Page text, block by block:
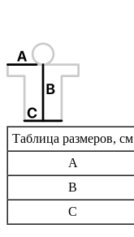
Таблица размеров, см
A
B
C